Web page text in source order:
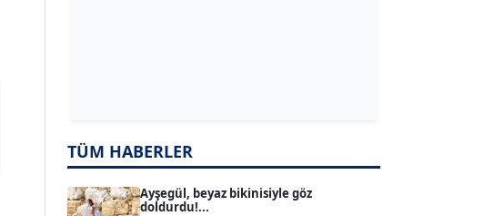
T TUĞÇE TUĞSAVUL BAYSOY
Köşe Yazarı
TÜM HABERLER
Ayşegül, beyaz bikinisiyle göz
doldurdu!...